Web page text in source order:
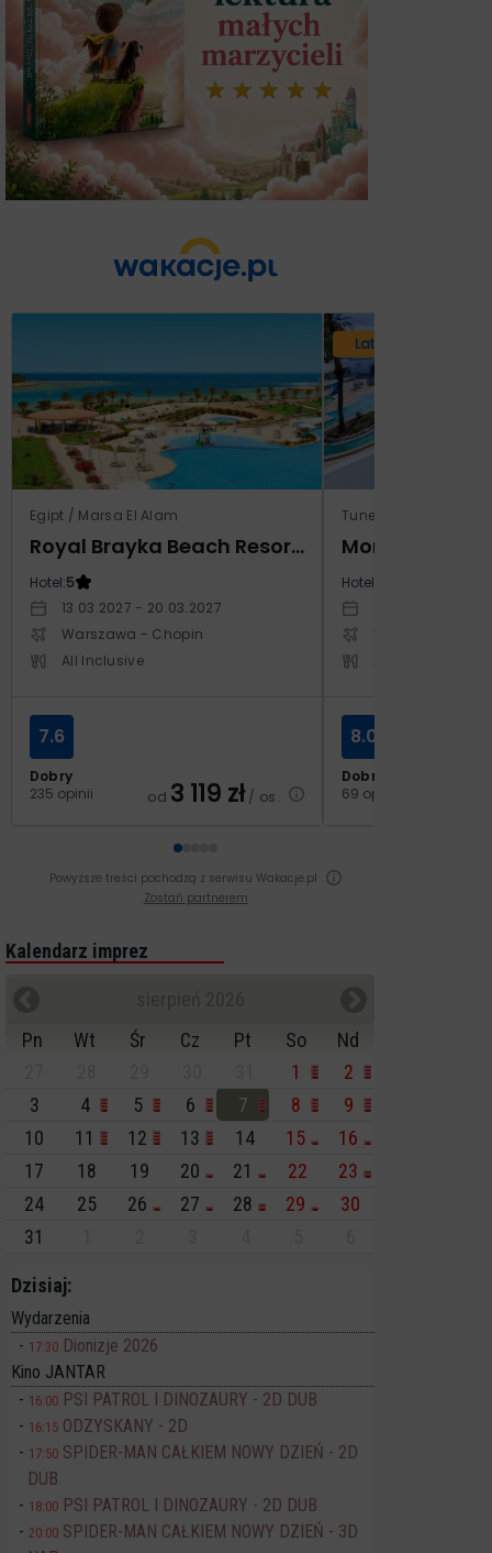
Egipt / Marsa El Alam
Royal Brayka Beach Resort (ex Zee Brayka)
Hotel:5
13.03.2027 - 20.03.2027
Warszawa - Chopin
All Inclusive
Dobry
235 opinii
7.6
od 3 119 zł/ os.
Lato 2026
Tunezja / Monastir
Hotel:
Warszawa -
Dobry
69 opinii
8.0
Powyższe treści pochodzą z serwisu Wakacje.pl
Zostań partnerem
Kalendarz imprez
Pn
Wt Śr Cz Pt So
Nd
1
2
3
4 5 6 7 8
9
10
11 12 13 14 15
16
17
18 19 20 21 22
23
24
25 26 27 28 29
30
31
Dzisiaj:
Wydarzenia
17:30 Dionizje 2026
Kino JANTAR
16:00 PSI PATROL I DINOZAURY - 2D DUB
16:15 ODZYSKANY - 2D
17:50 SPIDER-MAN CAŁKIEM NOWY DZIEŃ - 2D
DUB
18:00 PSI PATROL I DINOZAURY - 2D DUB
20:00 SPIDER-MAN CAŁKIEM NOWY DZIEŃ - 3D